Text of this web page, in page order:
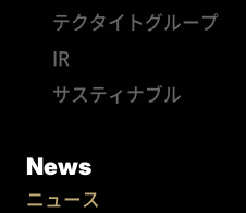
テクタイトグループ
IR
サスティナブル
News
ニュース